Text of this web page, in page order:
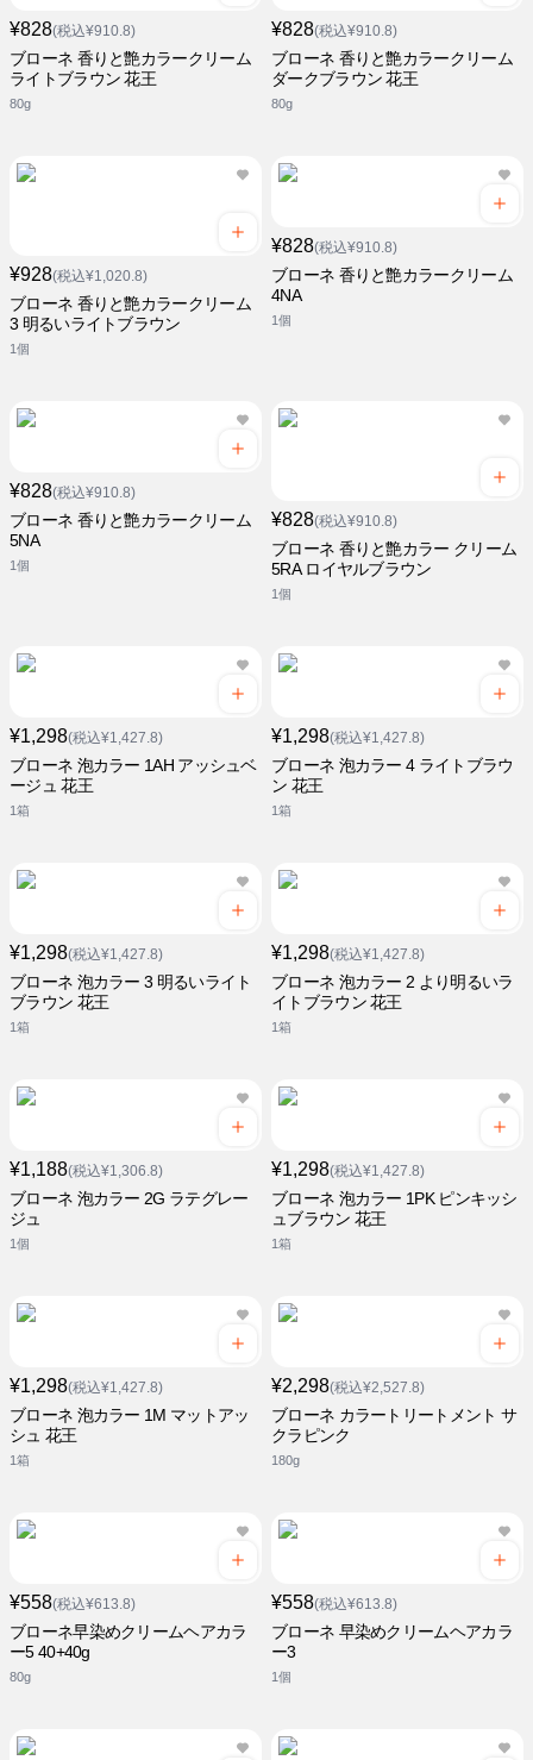
¥828(税込¥910.8)
ブローネ 香りと艶カラークリーム
ライトブラウン 花王
80g
¥828(税込¥910.8)
ブローネ 香りと艶カラークリーム
ダークブラウン 花王
80g
¥928(税込¥1,020.8)
ブローネ 香りと艶カラークリーム
3 明るいライトブラウン
1個
¥828(税込¥910.8)
ブローネ 香りと艶カラークリーム
4NA
1個
¥828(税込¥910.8)
ブローネ 香りと艶カラークリーム
5NA
1個
¥828(税込¥910.8)
ブローネ 香りと艶カラー クリーム
5RA ロイヤルブラウン
1個
¥1,298(税込¥1,427.8)
ブローネ 泡カラー 1AH アッシュベ
ージュ 花王
1箱
¥1,298(税込¥1,427.8)
ブローネ 泡カラー 4 ライトブラウ
ン 花王
1箱
¥1,298(税込¥1,427.8)
ブローネ 泡カラー 3 明るいライト
ブラウン 花王
1箱
¥1,298(税込¥1,427.8)
ブローネ 泡カラー 2 より明るいラ
イトブラウン 花王
1箱
¥1,188(税込¥1,306.8)
ブローネ 泡カラー 2G ラテグレー
ジュ
1個
¥1,298(税込¥1,427.8)
ブローネ 泡カラー 1PK ピンキッシ
ュブラウン 花王
1箱
¥1,298(税込¥1,427.8)
ブローネ 泡カラー 1M マットアッ
シュ 花王
1箱
¥2,298(税込¥2,527.8)
ブローネ カラートリートメント サ
クラピンク
180g
¥558(税込¥613.8)
ブローネ早染めクリームヘアカラ
ー5 40+40g
80g
¥558(税込¥613.8)
ブローネ 早染めクリームヘアカラ
ー3
1個